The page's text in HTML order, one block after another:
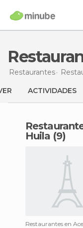
Restaurantes
ACTIVIDADES
Restaurantes donde comer en
Huila (9)
Restaurantes en